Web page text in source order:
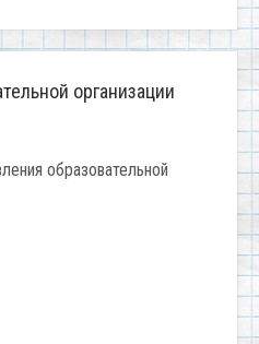
организации
образовательной